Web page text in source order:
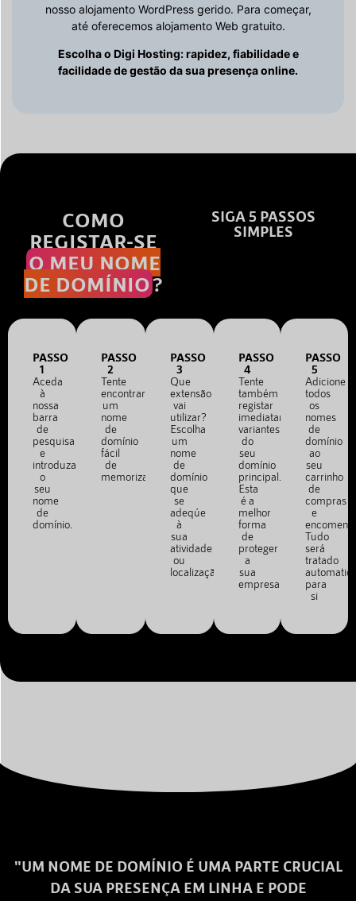
nosso alojamento WordPress gerido. Para começar,
até oferecemos alojamento Web gratuito.
Escolha o Digi Hosting: rapidez, fiabilidade e
facilidade de gestão da sua presença online.
COMO
REGISTAR-SE
O MEU NOME
DE DOMÍNIO?
SIGA 5 PASSOS
SIMPLES
PASSO
1
Aceda
à
nossa
barra
de
pesquisa
e
introduza
o
seu
nome
de
domínio.
PASSO
2
Tente
encontrar
um
nome
de
domínio
fácil
de
memorizar.
PASSO
3
Que
extensão
vai
utilizar?
Escolha
um
nome
de
domínio
que
se
adeqúe
à
sua
atividade
ou
localização.
PASSO
4
Tente
também
registar
imediatamente
variantes
do
seu
domínio
principal.
Esta
é a
melhor
forma
de
proteger
a
sua
empresa.
PASSO
5
Adicione
todos
os
nomes
de
domínio
ao
seu
carrinho
de
compras
e
Tudo
será
tratado
para
si
"UM NOME DE DOMÍNIO É UMA PARTE CRUCIAL
DA SUA PRESENÇA EM LINHA E PODE